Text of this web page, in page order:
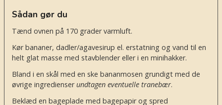
Sådan gør du
Tænd ovnen på 170 grader varmluft.
Kør bananer, dadler/agavesirup el. erstatning og vand til en
helt glat masse med stavblender eller i en minihakker.
Bland i en skål med en ske bananmosen grundigt med de
øvrige ingredienserundtagen eventuelle tranebær.
Beklæd en bageplade med bagepapir og spred